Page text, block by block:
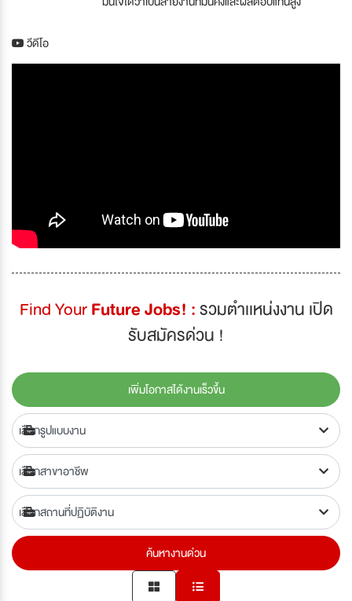
วีดีโอ
Find YourFuture Jobs! :รวมตำเเหน่งงาน เปิด
รับสมัครด่วน !
เพิ่มโอกาสได้งานเร็วขึ้น
ค้นหางานด่วน